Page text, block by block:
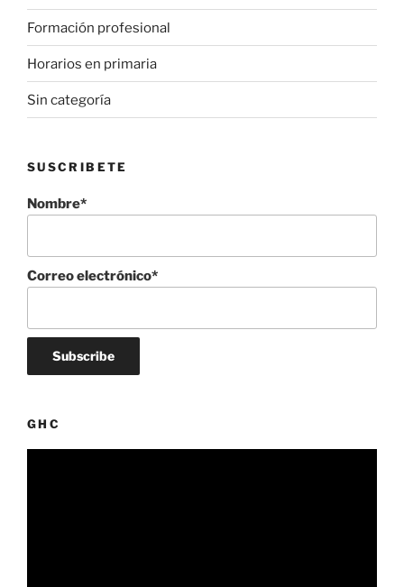
Formación profesional
Horarios en primaria
Sin categoría
SUSCRIBETE
Nombre*
Correo electrónico*
GHC